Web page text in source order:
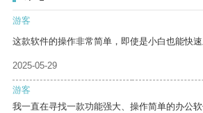
游客
这款软件的操作非常简单，即使是小白也能快速
2025-05-29
游客
我一直在寻找一款功能强大、操作简单的办公